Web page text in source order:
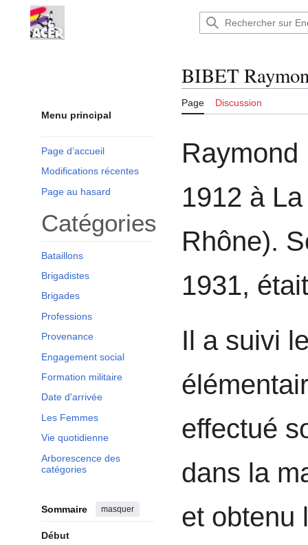
contenu
Encyclopédie : Brigades
Menu principal
Page d’accueil
Modifications récentes
Page au hasard
Catégories
Bataillons
Brigadistes
Brigades
Professions
Provenance
Engagement social
Formation militaire
Date d'arrivée
Les Femmes
Vie quotidienne
Arborescence des
catégories
Sommaire masquer
Début
BIBET
Page Discussion
1912 à
Rhône).
1931,
Il a suivi
effectué
dans la
et obtenu